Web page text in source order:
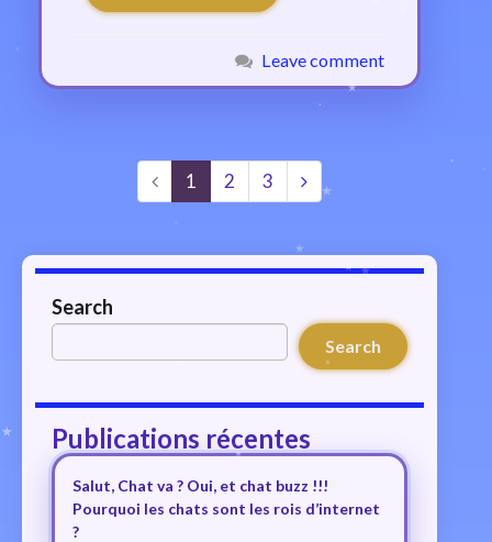
Leave comment
1 2 3
Search
Search
Publications récentes
Salut, Chat va ? Oui, et chat buzz !!!
Pourquoi les chats sont les rois d’internet
?